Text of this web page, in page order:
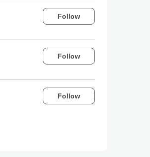
Follow
Follow
Follow